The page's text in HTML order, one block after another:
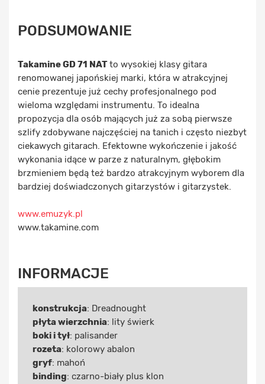
PODSUMOWANIE
Takamine GD 71 NATto wysokiej klasy gitara
renomowanej japońskiej marki, która w atrakcyjnej
cenie prezentuje już cechy profesjonalnego pod
wieloma względami instrumentu. To idealna
propozycja dla osób mających już za sobą pierwsze
szlify zdobywane najczęściej na tanich i często niezbyt
ciekawych gitarach. Efektowne wykończenie i jakość
wykonania idące w parze z naturalnym, głębokim
brzmieniem będą też bardzo atrakcyjnym wyborem dla
bardziej doświadczonych gitarzystów i gitarzystek.
www.emuzyk.pl
www.takamine.com
INFORMACJE
konstrukcja: Dreadnought
płyta wierzchnia: lity świerk
boki i tył: palisander
rozeta: kolorowy abalon
gryf: mahoń
binding: czarno-biały plus klon